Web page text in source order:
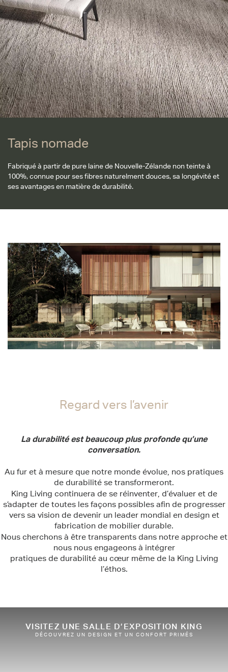
Tapis nomade
Fabriqué à partir de pure laine de Nouvelle-Zélande non teinte à
100%, connue pour ses fibres naturelment douces, sa longévité et
ses avantages en matière de durabilité.
Regard vers l’avenir
La durabilité est beaucoup plus profonde qu’une
conversation.
Au fur et à mesure que notre monde évolue, nos pratiques
de durabilité se transformeront.
King Living continuera de se réinventer, d’évaluer et de
s’adapter de toutes les façons possibles afin de progresser
vers sa vision de devenir un leader mondial en design et
fabrication de mobilier durable.
Nous cherchons à être transparents dans notre approche et
nous nous engageons à intégrer
pratiques de durabilité au cœur même de la King Living
l’éthos.
VISITEZ UNE SALLE D’EXPOSITION KING
DÉCOUVREZ UN DESIGN ET UN CONFORT PRIMÉS